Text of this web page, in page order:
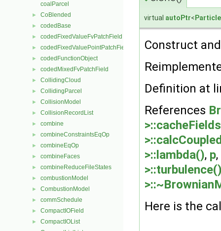
coalParcel
► CoBlended
► codedBase
► codedFixedValueFvPatchField
► codedFixedValuePointPatchField
► codedFunctionObject
► codedMixedFvPatchField
► CollidingCloud
► CollidingParcel
► CollisionModel
► CollisionRecordList
► combine
► combineConstraintsEqOp
► combineEqOp
► combineFaces
► combineReduceFileStates
► combustionModel
► CombustionModel
► commSchedule
► CompactIOField
► CompactIOList
virtual autoPtr<
Construct
Definition at
References
>::lambda(), p,
Here is the